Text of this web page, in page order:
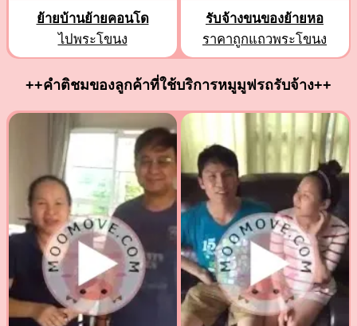
ย้ายบ้านย้ายคอนโด
ไปพระโขนง
รับจ้างขนของย้ายหอ
ราคาถูกแถวพระโขนง
++คำติชมของลูกค้าที่ใช้บริการหมูมูฟรถรับจ้าง++